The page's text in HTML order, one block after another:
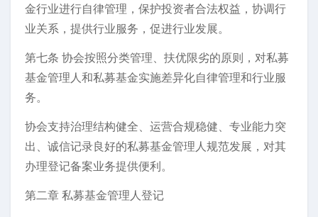
金行业进行自律管理，保护投资者合法权益，协调行
业关系，提供行业服务，促进行业发展。
第七条 协会按照分类管理、扶优限劣的原则，对私募
基金管理人和私募基金实施差异化自律管理和行业服
务。
协会支持治理结构健全、运营合规稳健、专业能力突
出、诚信记录良好的私募基金管理人规范发展，对其
办理登记备案业务提供便利。
第二章 私募基金管理人登记